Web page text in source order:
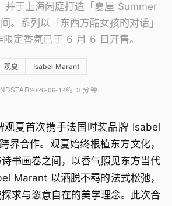
并于上海闲庭打造「夏屋 Summer
。系列以「东西方酷女孩的对话」
限定香氛已于 6 月 6 日开售。
观夏 Isabel Marant
2026-06-14约 3 分钟
观夏首次携手法国时装品牌 Isabel
界合作。观夏始终根植东方文化，
书画卷之间，以香气照见东方当代
Marant 以洒脱不羁的法式松弛，
求与恣意自在的美学理念。此次合